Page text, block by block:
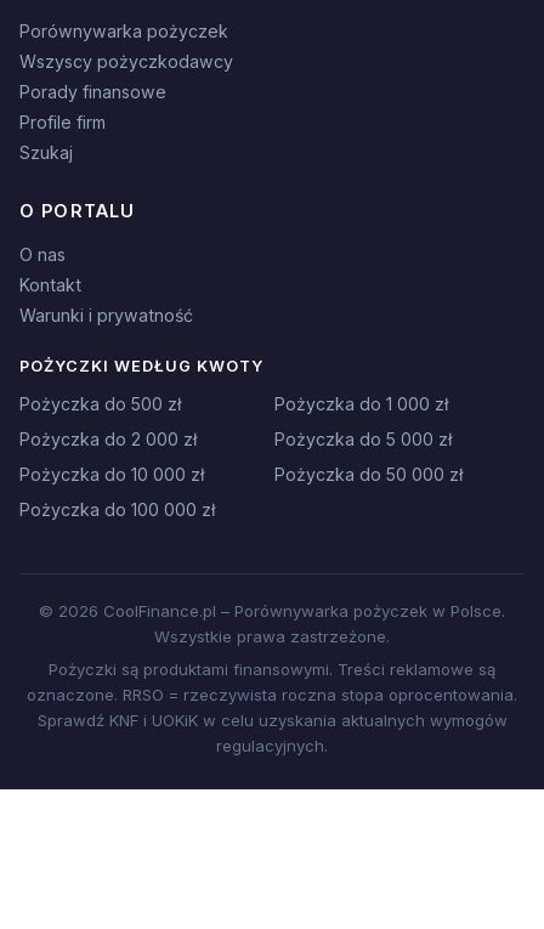
Porównywarka pożyczek
Wszyscy pożyczkodawcy
Porady finansowe
Profile firm
Szukaj
O PORTALU
O nas
Kontakt
Warunki i prywatność
POŻYCZKI WEDŁUG KWOTY
Pożyczka do 500 zł
Pożyczka do 1 000 zł
Pożyczka do 2 000 zł
Pożyczka do 5 000 zł
Pożyczka do 10 000 zł
Pożyczka do 50 000 zł
Pożyczka do 100 000 zł
© 2026 CoolFinance.pl – Porównywarka pożyczek w Polsce.
Wszystkie prawa zastrzeżone.
Pożyczki są produktami finansowymi. Treści reklamowe są
oznaczone. RRSO = rzeczywista roczna stopa oprocentowania.
Sprawdź KNF i UOKiK w celu uzyskania aktualnych wymogów
regulacyjnych.